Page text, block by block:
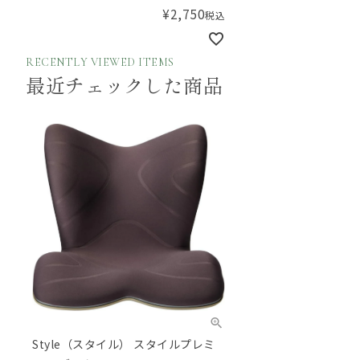
¥2,750税込
RECENTLY VIEWED ITEMS
最近チェックした商品
Style（スタイル） スタイルプレミ